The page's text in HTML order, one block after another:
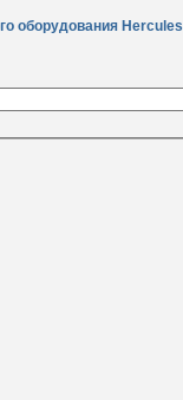
оборудования Hercules